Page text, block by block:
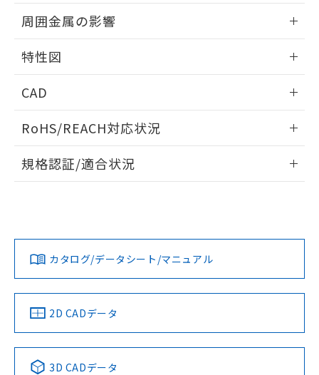
出力段回路図
タイムチャート
相互干渉
A: 40mm以上、B: 30mm以上
周囲金属の影響
周囲金属の影響
上、n: 20mm以上
特性図
検出物体の大きさと材質による影響
検出領域
CAD
ドすることができます。
ログイン/会員登録
ダウンロードデータをご利用いただく前に、以下を必ずお読
みください。
ソフトウェアの使用条件
RoHS/REACH対応状況
EU RoHS 注意事項・凡例
対応済み
中国 RoHS 注意事項・凡例
規格認証/適合状況
LR型式承認
（イギリス
船舶規格）
DNV型式承認
（ノルウェー
BV型式承認
（フランス
KR型式
（韓国
No No No No
カタログ/データシート/マニュアル
2D CADデータ
3D CADデータ
欄に対応日を記載しておりました。
既に当社にて対応品への在庫切替を完了
り、2022年1月12日より割愛しておりま
す。